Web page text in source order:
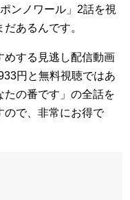
ンノワール」2話を視
あるんです。
めする見逃し配信動画
円と無料視聴ではあ
たの番です」の全話を
ので、非常にお得で